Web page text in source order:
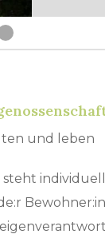
und leben